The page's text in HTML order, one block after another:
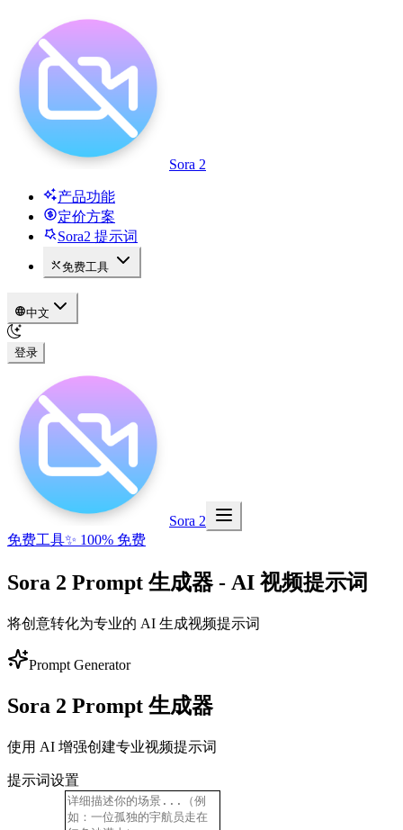
Sora 2
产品功能
定价方案
Sora2 提示词
免费工具
中文
登录
Sora 2
免费工具✨ 100% 免费
Sora 2 Prompt 生成器- AI 视频提示词
将创意转化为专业的 AI 生成视频提示词
Prompt Generator
Sora 2 Prompt 生成器
使用 AI 增强创建专业视频提示词
提示词设置